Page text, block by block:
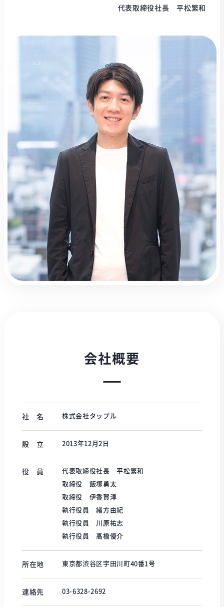
代表取締役社長 平松繁和
会社概要
社 名 株式会社タップル
設 立 2013年12月2日
役 員
代表取締役社長 平松繁和
取締役 飯塚勇太
取締役 伊香賀淳
執行役員 緒方由紀
執行役員 川原祐志
執行役員 高橋優介
所在地 東京都渋谷区宇田川町40番1号
連絡先 03-6328-2692